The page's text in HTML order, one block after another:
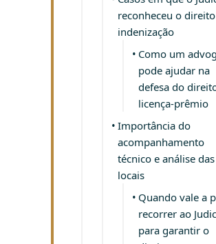
reconheceu o
indenização
Como um
pode ajudar na
defesa do
licença-prêmio
Importância do
acompanhamento
técnico e análise
locais
Quando vale a
recorrer ao
para garantir o